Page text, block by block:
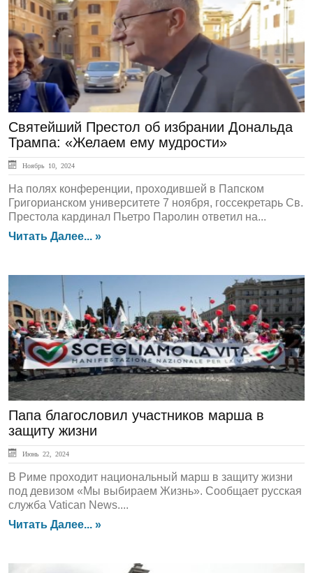
ЛЕНТА НОВОСТЕЙ
Святейший Престол об избрании Дональда
Трампа: «Желаем ему мудрости»
Ноябрь 10, 2024
На полях конференции, проходившей в Папском
Григорианском университете 7 ноября, госсекретарь Св.
Престола кардинал Пьетро Паролин ответил на...
Читать Далее... »
ЛЕНТА НОВОСТЕЙ
Папа благословил участников марша в
защиту жизни
Июнь 22, 2024
В Риме проходит национальный марш в защиту жизни
под девизом «Мы выбираем Жизнь». Сообщает русская
служба Vatican News....
Читать Далее... »